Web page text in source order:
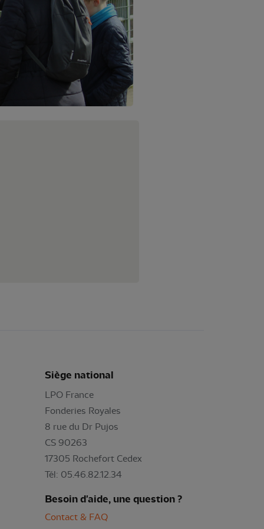
Siège national
LPO France
Fonderies Royales
8 rue du Dr Pujos
CS 90263
17305 Rochefort Cedex
Tél: 05.46.82.12.34
Besoin d'aide, une question ?
Contact & FAQ